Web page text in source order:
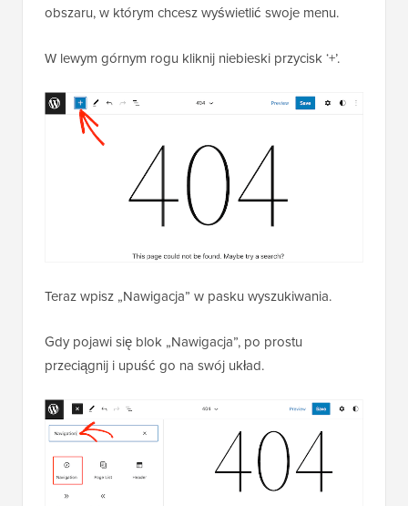
obszaru, w którym chcesz wyświetlić swoje menu.
W lewym górnym rogu kliknij niebieski przycisk ‘+’.
Teraz wpisz „Nawigacja” w pasku wyszukiwania.
Gdy pojawi się blok „Nawigacja”, po prostu
przeciągnij i upuść go na swój układ.